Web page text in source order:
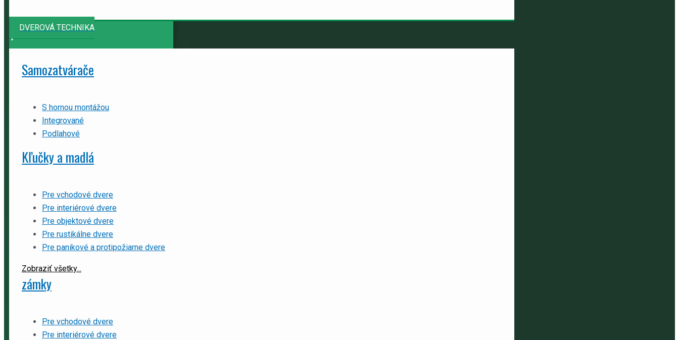
DVEROVÁ TECHNIKA
Samozatvárače
S hornou montážou
Integrované
Podlahové
Kľučky a madlá
Pre vchodové dvere
Pre interiérové dvere
Pre objektové dvere
Pre rustikálne dvere
Pre panikové a protipožiarne dvere
Zobraziť všetky...
zámky
Pre vchodové dvere
Pre interiérové dvere